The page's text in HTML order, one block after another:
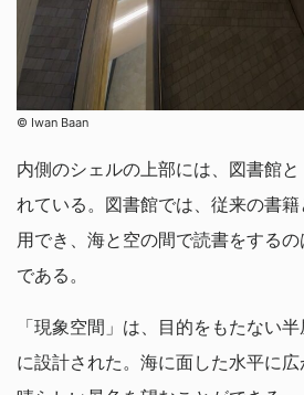
© Iwan Baan
内側のシェルの上部には、図書館
れている。図書館では、従来の書
用でき、海と空の間で読書をする
である。
「現象空間」は、目的をもたない
に設計された。海に面した水平に